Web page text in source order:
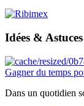
Idées & Astuces
Gagner du temps
Dans un quotidien